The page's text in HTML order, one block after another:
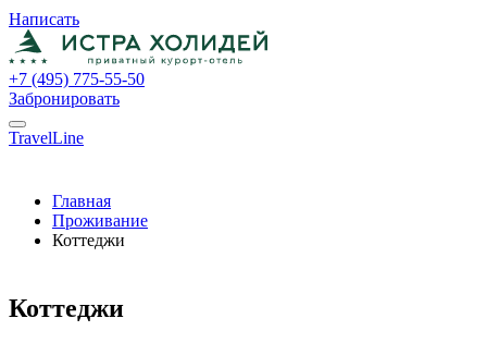
Написать
+7 (495) 775-55-50
Забронировать
TravelLine
Главная
Проживание
Коттеджи
Коттеджи